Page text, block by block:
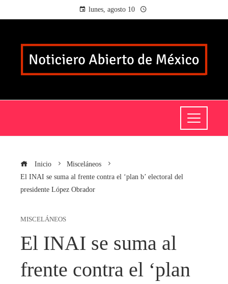
lunes, agosto 10
Inicio
Misceláneos
El INAI se suma al frente contra el ‘plan b’ electoral del
presidente López Obrador
MISCELÁNEOS
El INAI se suma al
frente contra el ‘plan